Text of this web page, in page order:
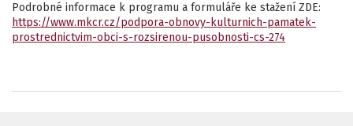
Podrobné informace k programu a formuláře ke stažení ZDE:
https://www.mkcr.cz/podpora-obnovy-kulturnich-pamatek-
prostrednictvim-obci-s-rozsirenou-pusobnosti-cs-274